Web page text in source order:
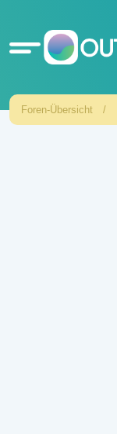
Schnellzugriff
Foren-Übersicht